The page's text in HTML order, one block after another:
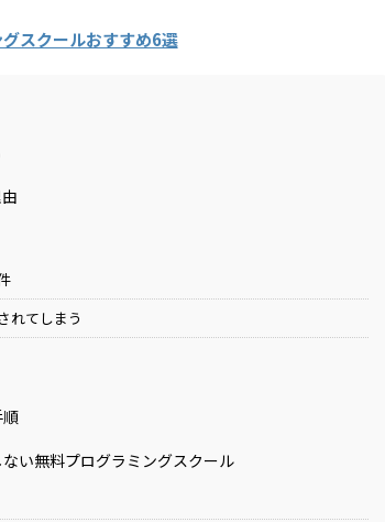
スクールおすすめ6選
れてしまう
い無料プログラミングスクール